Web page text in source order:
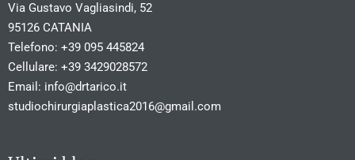
Via Gustavo Vagliasindi, 52
95126 CATANIA
Telefono: +39 095 445824
Cellulare: +39 3429028572
Email: info@drtarico.it
studiochirurgiaplastica2016@gmail.com